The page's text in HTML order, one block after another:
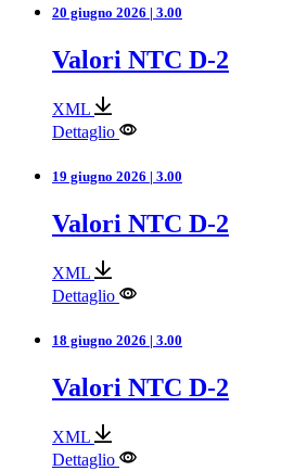
20 giugno 2026 | 3.00
Valori NTC D-2
XML
Dettaglio
19 giugno 2026 | 3.00
Valori NTC D-2
XML
Dettaglio
18 giugno 2026 | 3.00
Valori NTC D-2
XML
Dettaglio